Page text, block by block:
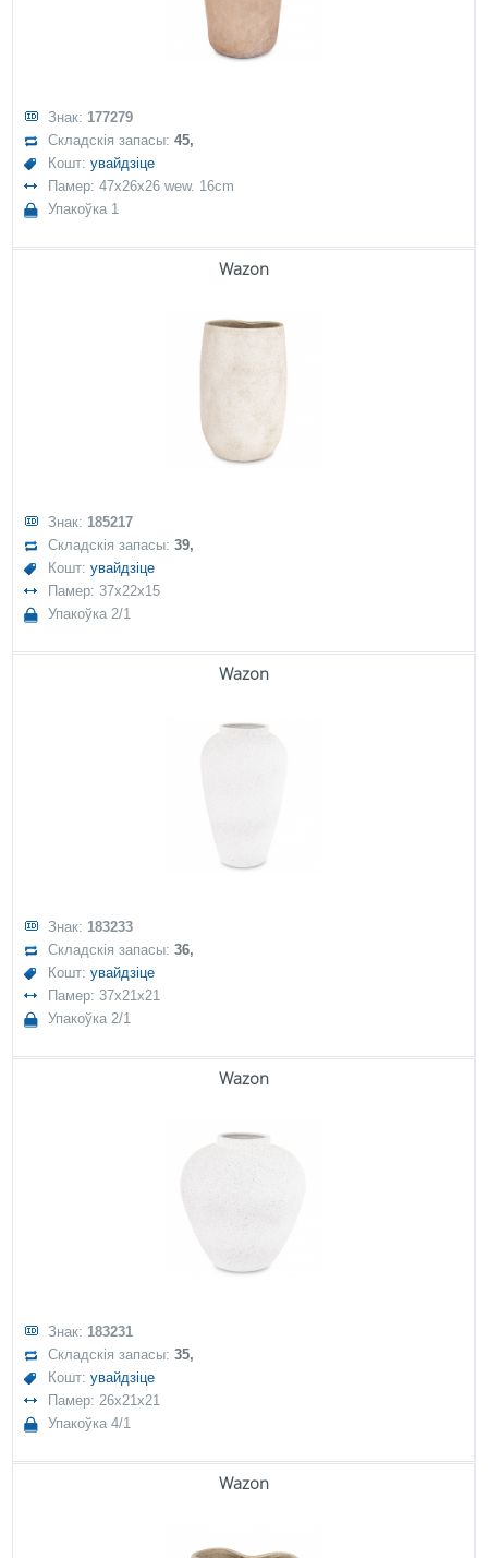
Знак: 177279
Складскія запасы:45,
Кошт:увайдзіце
Памер: 47x26x26 wew. 16cm
Упакоўка 1
Wazon
Знак: 185217
Складскія запасы:39,
Кошт:увайдзіце
Памер: 37x22x15
Упакоўка 2/1
Wazon
Знак: 183233
Складскія запасы:36,
Кошт:увайдзіце
Памер: 37x21x21
Упакоўка 2/1
Wazon
Знак: 183231
Складскія запасы:35,
Кошт:увайдзіце
Памер: 26x21x21
Упакоўка 4/1
Wazon